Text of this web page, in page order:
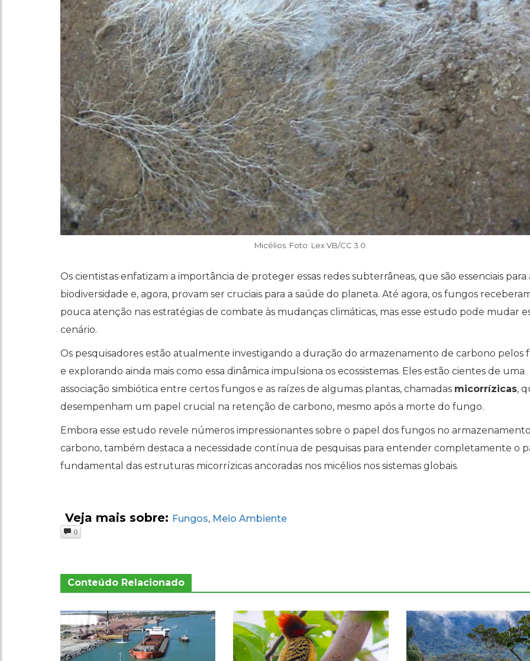
Micélios. Foto: Lex VB/CC 3.0.
Os cientistas enfatizam a importância de proteger essas redes subterrâneas, que são essenciais para
biodiversidade e, agora, provam ser cruciais para a saúde do planeta. Até agora, os fungos
pouca atenção nas estratégias de combate às mudanças climáticas, mas esse estudo pode mudar
cenário.
Os pesquisadores estão atualmente investigando a duração do armazenamento de carbono pelos
e explorando ainda mais como essa dinâmica impulsiona os ecossistemas. Eles estão cientes de uma
associação simbiótica entre certos fungos e as raízes de algumas plantas, chamadas micorrízicas,
desempenham um papel crucial na retenção de carbono, mesmo após a morte do fungo.
Embora esse estudo revele números impressionantes sobre o papel dos fungos no
carbono, também destaca a necessidade contínua de pesquisas para entender completamente o
fundamental das estruturas micorrízicas ancoradas nos micélios nos sistemas globais.
Veja mais sobre: Fungos, Meio Ambiente
0
Conteúdo Relacionado